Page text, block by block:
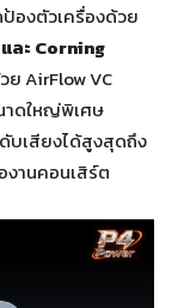
องตัวเครื่องด้วย
และ Corning
ย AirFlow VC
าดใหญ่พิเศษ
ดับเสียงได้สูงสุดถึง
านคอนเสิร์ต